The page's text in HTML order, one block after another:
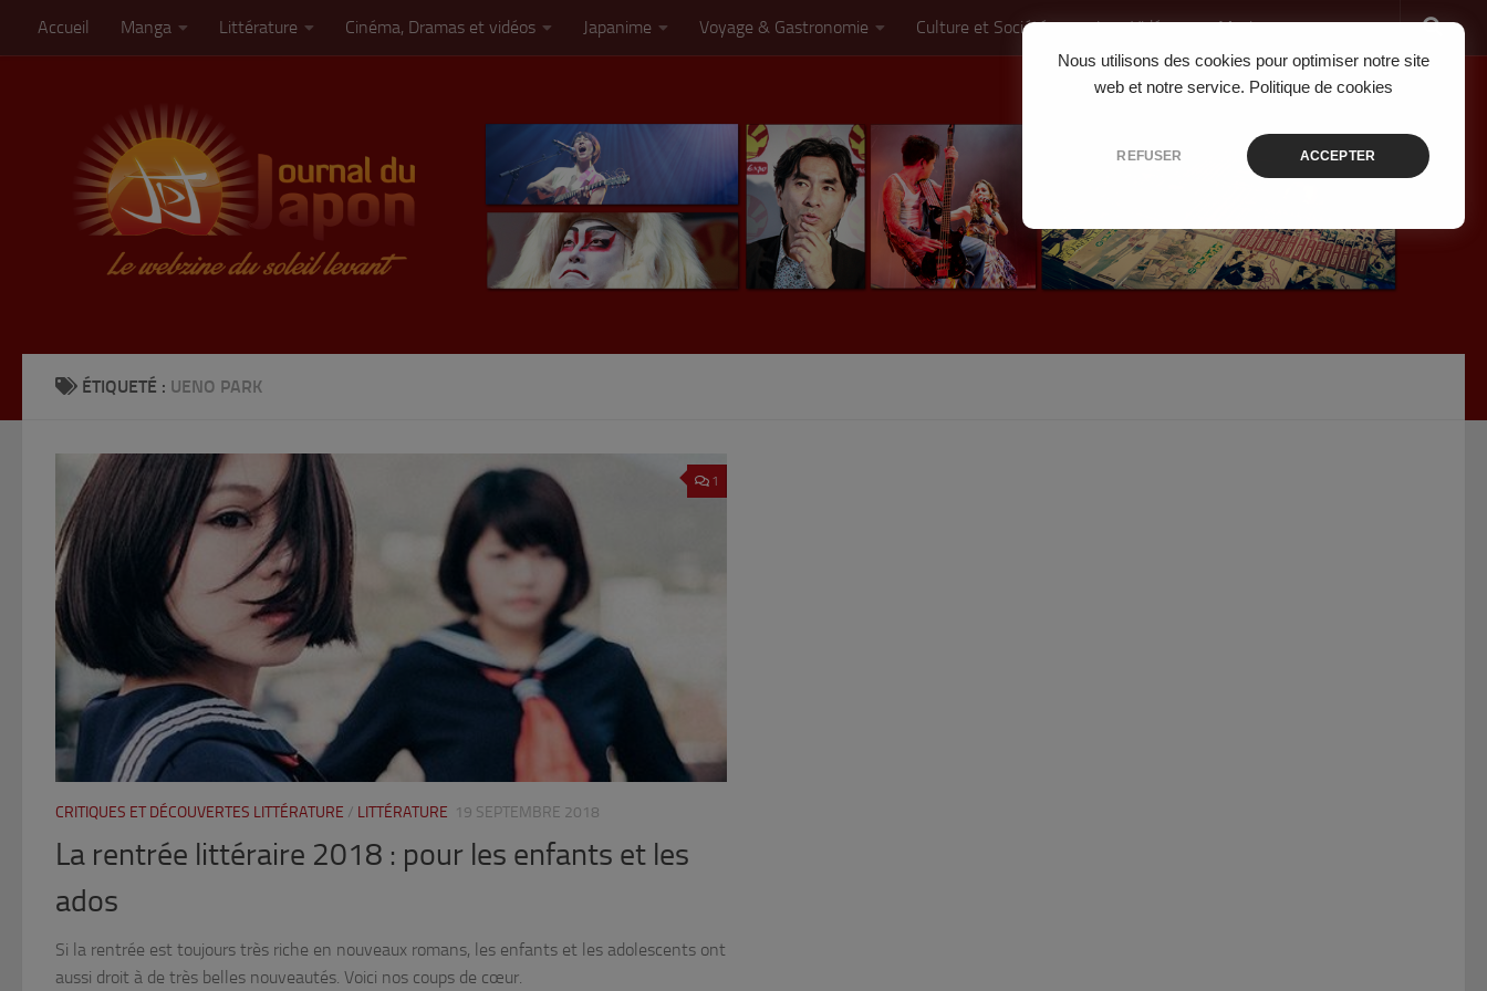
Nous utilisons des cookies pour optimiser notre site
web et notre service. Politique de cookies
REFUSER ACCEPTER
Skip to content
Accueil Manga Littérature Cinéma, Dramas et vidéos Japanime Voyage & Gastronomie Culture et Société Jeux Vidéo Musique
ÉTIQUETÉ : UENO PARK
1
CRITIQUES ET DÉCOUVERTES LITTÉRATURE / LITTÉRATURE 19 SEPTEMBRE 2018
La rentrée littéraire 2018 : pour les enfants et les
ados
Si la rentrée est toujours très riche en nouveaux romans, les enfants et les adolescents ont
aussi droit à de très belles nouveautés. Voici nos coups de cœur.